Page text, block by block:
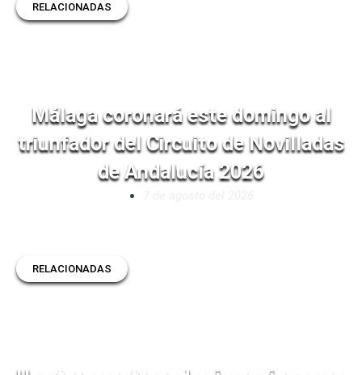
RELACIONADAS
Málaga coronará este domingo al
triunfador del Circuito de Novilladas
de Andalucía 2026
RELACIONADAS